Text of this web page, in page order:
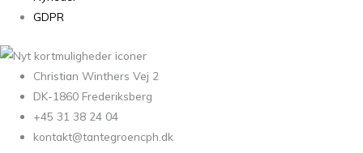
GDPR
Christian Winthers Vej 2
DK-1860 Frederiksberg
+45 31 38 24 04
kontakt@tantegroencph.dk